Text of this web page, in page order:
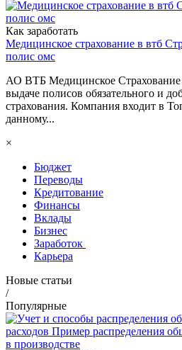
Как заработать
Медицинское страхование в втб
полис омс
АО ВТБ Медицинское Страхование
выдаче полисов обязательного и
страхования. Компания входит в
данному...
×
Бюджет
Переводы
Кредитование
Финансы
Вклады
Бизнес
Заработок
Карьера
Новые статьи
/
Популярные